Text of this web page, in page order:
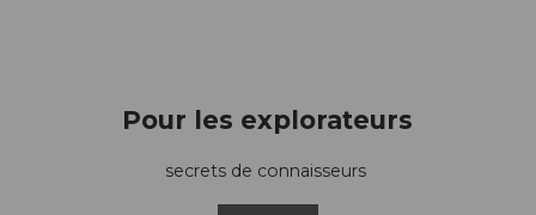
Pour les explorateurs
secrets de connaisseurs